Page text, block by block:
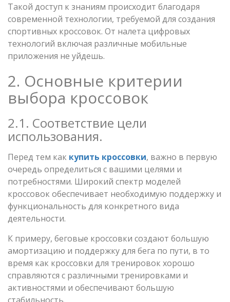
Такой доступ к знаниям происходит благодаря
современной технологии, требуемой для создания
спортивных кроссовок. От налета цифровых
технологий включая различные мобильные
приложения не уйдешь.
2. Основные критерии
выбора кроссовок
2.1. Соответствие цели
использования.
Перед тем как купить кроссовки, важно в первую
очередь определиться с вашими целями и
потребностями. Широкий спектр моделей
кроссовок обеспечивает необходимую поддержку и
функциональность для конкретного вида
деятельности.
К примеру, беговые кроссовки создают большую
амортизацию и поддержку для бега по пути, в то
время как кроссовки для тренировок хорошо
справляются с различными тренировками и
активностями и обеспечивают большую